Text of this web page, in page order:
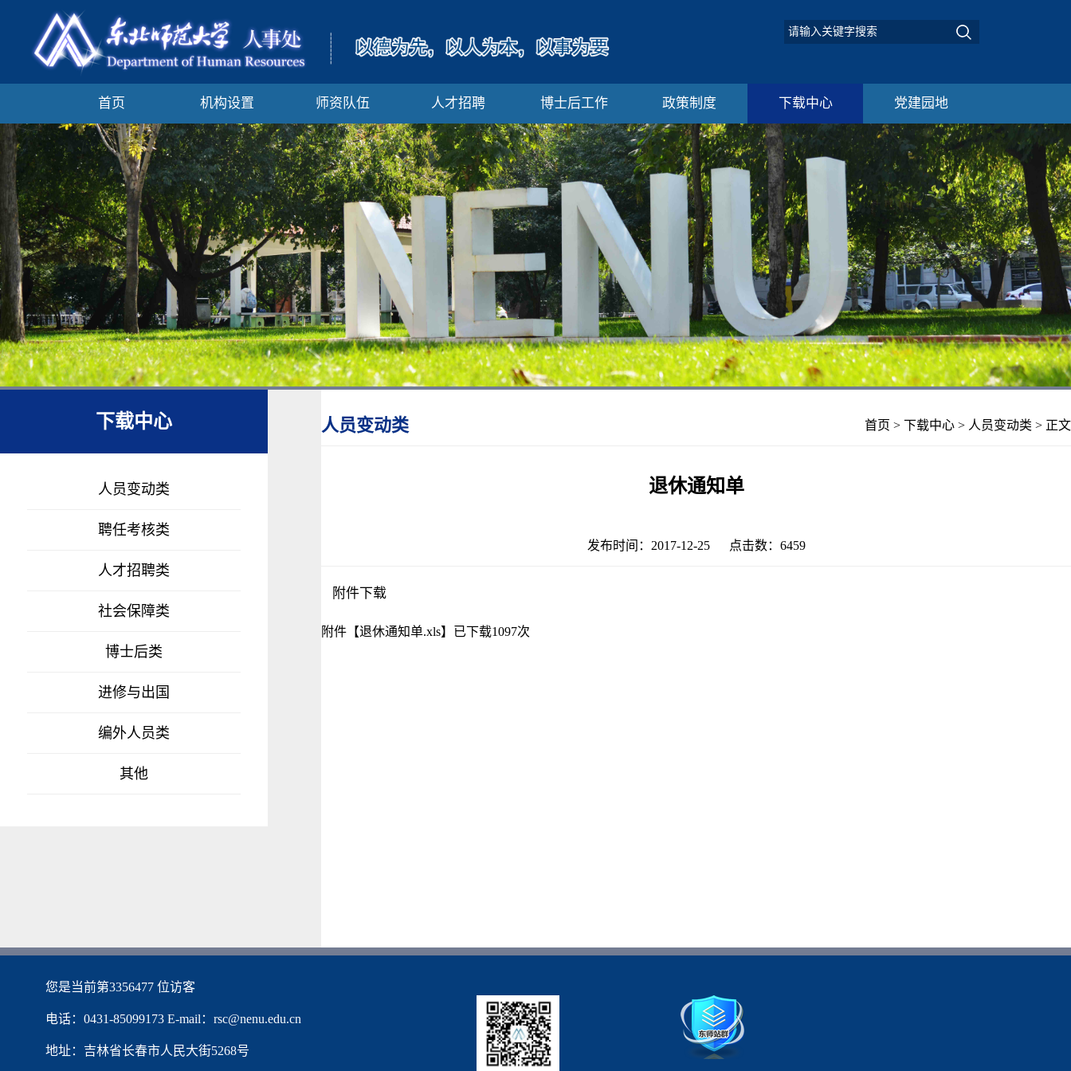
首页 机构设置 师资队伍 人才招聘 博士后工作 政策制度 下载中心 党建园地
下载中心
人员变动类
聘任考核类
人才招聘类
社会保障类
博士后类
进修与出国
编外人员类
其他
人员变动类 首页 > 下载中心 > 人员变动类 > 正文
退休通知单
发布时间：2017-12-25 点击数： 6459
附件下载
附件【退休通知单.xls】已下载1097次
您是当前第3356477 位访客
电话：0431-85099173 E-mail：rsc@nenu.edu.cn
地址：吉林省长春市人民大街5268号